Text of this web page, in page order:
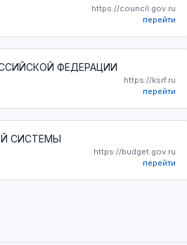
https://council.gov.ru
перейти
ФЕДЕРАЦИИ
https://ksrf.ru
перейти
СИСТЕМЫ
https://budget.gov.ru
перейти